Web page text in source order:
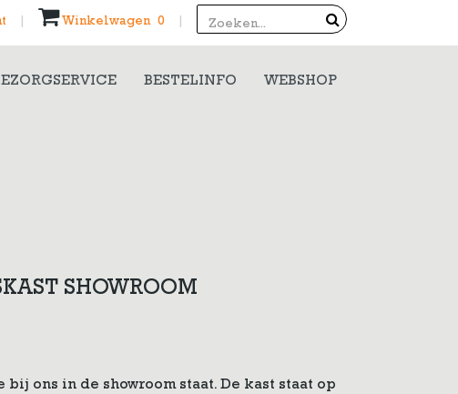
Winkelwagen 0
BESTELINFO WEBSHOP
SHOWROOM
ons in de showroom staat. De kast staat op